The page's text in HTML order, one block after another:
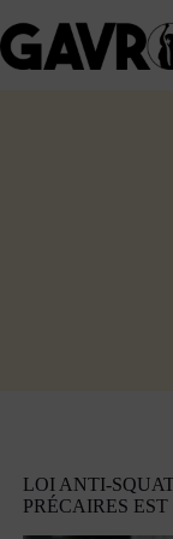
au
contenu
LOI ANTI-
PRÉCAIRES